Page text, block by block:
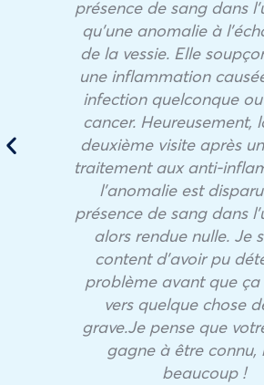
présence de sang dans
qu’une anomalie à
de la vessie. Elle
une inflammation
infection quelconque
cancer. Heureusement,
deuxième visite après
traitement aux anti-
l’anomalie est
présence de sang dans
alors rendue nulle. Je
content d’avoir pu
problème avant que ça
vers quelque chose
grave.Je pense que
gagne à être connu,
beaucoup !